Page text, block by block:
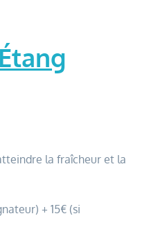
la fraîcheur et la
+ 15€ (si